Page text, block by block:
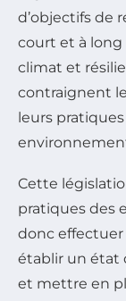
d’objectifs de
court et à long
climat et
contraignent
leurs
Cette
pratiques des
donc effectuer
établir un état
et mettre en